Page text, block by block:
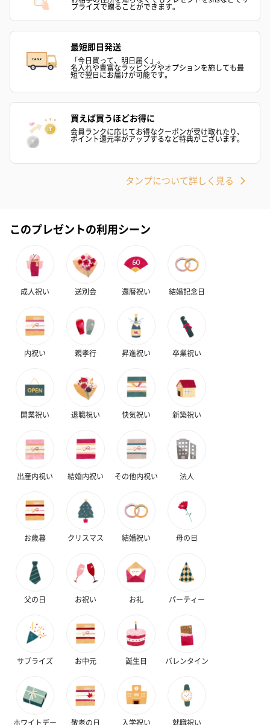
プライズで贈ることができます。
最短即日発送
「今日買って、明日届く」。
名入れや豊富なラッピングやオプションを施しても最
短で翌日にお届けが可能です。
買えば買うほどお得に
会員ランクに応じてお得なクーポンが受け取れたり、
ポイント還元率がアップするなど特典がございます。
タンプについて詳しく見る
このプレゼントの利用シーン
成人祝い 送別会 還暦祝い 結婚記念日
内祝い 親孝行 昇進祝い 卒業祝い
開業祝い 退職祝い 快気祝い 新築祝い
出産内祝い 結婚内祝い その他内祝い 法人
お歳暮 クリスマス 結婚祝い 母の日
父の日 お祝い お礼 パーティー
サプライズ お中元 誕生日 バレンタイン
ホワイトデー 敬老の日 入学祝い 就職祝い